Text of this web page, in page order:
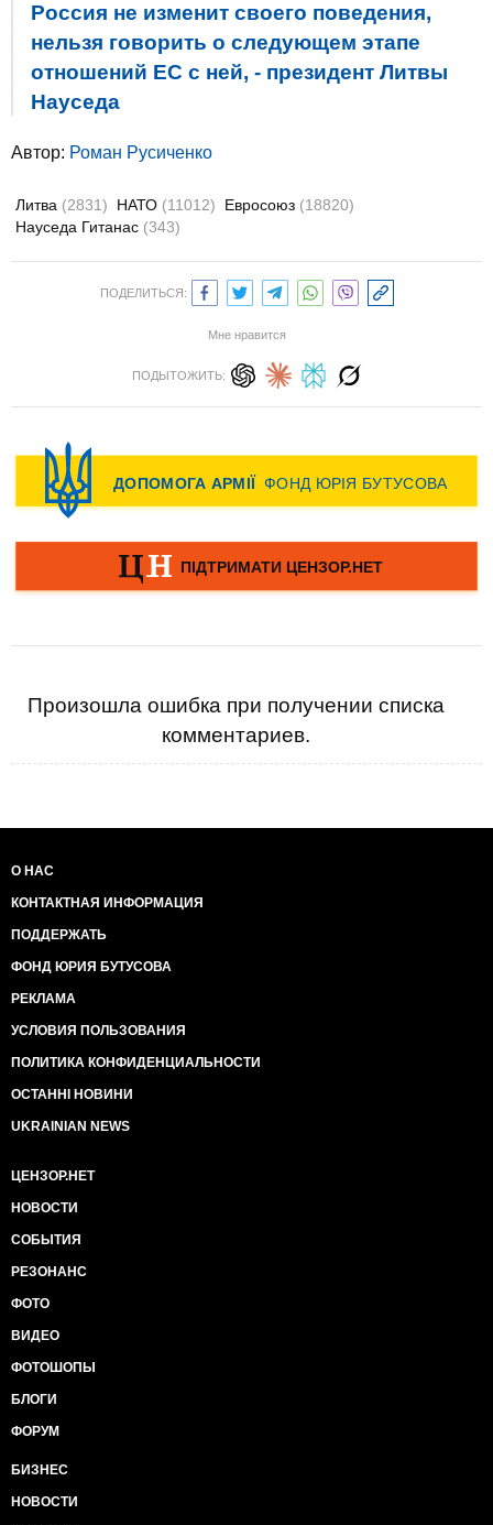
Россия не изменит своего поведения,
нельзя говорить о следующем этапе
отношений ЕС с ней, - президент Литвы
Науседа
Автор: Роман Русиченко
Литва (2831) НАТО (11012) Евросоюз (18820)
Науседа Гитанас (343)
ПОДЕЛИТЬСЯ:
Мне нравится
ПОДЫТОЖИТЬ:
Произошла ошибка при получении списка
комментариев.
О НАС
КОНТАКТНАЯ ИНФОРМАЦИЯ
ПОДДЕРЖАТЬ
ФОНД ЮРИЯ БУТУСОВА
РЕКЛАМА
УСЛОВИЯ ПОЛЬЗОВАНИЯ
ПОЛИТИКА КОНФИДЕНЦИАЛЬНОСТИ
ОСТАННІ НОВИНИ
UKRAINIAN NEWS
ЦЕНЗОР.НЕТ
НОВОСТИ
СОБЫТИЯ
РЕЗОНАНС
ФОТО
ВИДЕО
ФОТОШОПЫ
БЛОГИ
ФОРУМ
БИЗНЕС
НОВОСТИ